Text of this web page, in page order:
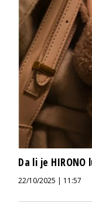
Da li je
22/10/2025 | 11:57